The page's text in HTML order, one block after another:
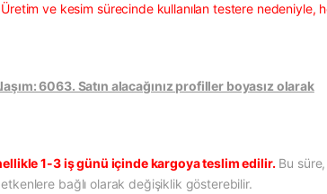
ve kesim sürecinde kullanılan testere nedeniyle,
6063. Satın alacağınız profiller boyasız olarak
1-3 iş günü içinde kargoya teslim edilir. Bu
bağlı olarak değişiklik gösterebilir.